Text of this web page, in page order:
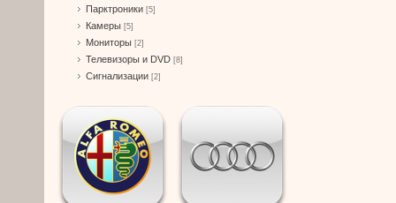
Парктроники [5]
Камеры [5]
Мониторы [2]
Телевизоры и DVD [8]
Сигнализации [2]